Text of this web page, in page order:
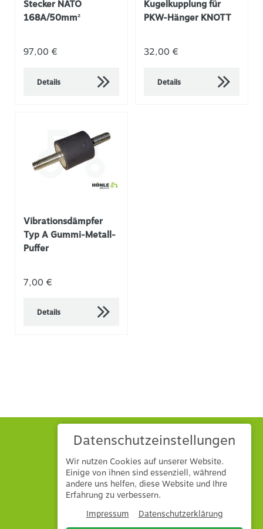
Stecker NATO
168A/50mm²
97,00 €
Details
Kugelkupplung für
PKW-Hänger KNOTT
32,00 €
Details
Vibrationsdämpfer
Typ A Gummi-Metall-
Puffer
7,00 €
Details
Hönle GmbH & Co. KG
Mühlbuck 1
86745
Laub
Datenschutzeinstellungen
Wir nutzen Cookies auf unserer Website.
Einige von ihnen sind essenziell, während
andere uns helfen, diese Website und Ihre
Erfahrung zu verbessern.
Impressum
Datenschutzerklärung